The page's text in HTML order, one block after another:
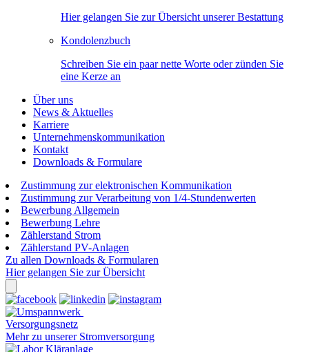
Hier gelangen Sie zur Übersicht unserer Bestattung
Kondolenzbuch
Schreiben Sie ein paar nette Worte oder zünden Sie
eine Kerze an
Über uns
News & Aktuelles
Karriere
Unternehmenskommunikation
Kontakt
Downloads & Formulare
Zustimmung zur elektronischen Kommunikation
Zustimmung zur Verarbeitung von 1/4-Stundenwerten
Bewerbung Allgemein
Bewerbung Lehre
Zählerstand Strom
Zählerstand PV-Anlagen
Zu allen Downloads & Formularen
Hier gelangen Sie zur Übersicht
Versorgungsnetz
Mehr zu unserer Stromversorgung